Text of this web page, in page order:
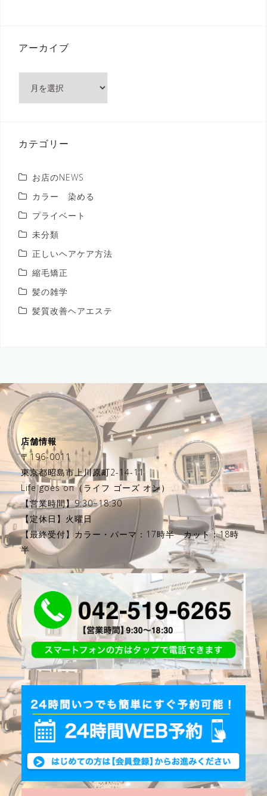
アーカイブ
ブ
カテゴリー
お店のNEWS
カラー 染める
プライベート
未分類
正しいヘアケア方法
縮毛矯正
髪の雑学
髪質改善ヘアエステ
店舗情報
〒196-0011
東京都昭島市上川原町2-14-11
Life goes on（ライフ ゴーズ オン）
【営業時間】9:30~18:30
【定休日】火曜日
【最終受付】カラー・パーマ：17時半 カット：18時
半